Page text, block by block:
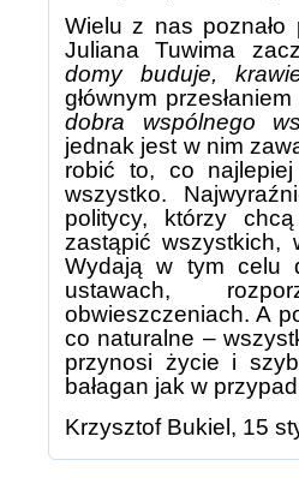
Wielu z nas
Juliana Tuwima
domy buduje,
głównym
dobra
wspólnego
jednak jest w nim
robić to, co
wszystko.
politycy, którzy
zastąpić wszystkich,
Wydają w tym celu
ustawach,
obwieszczeniach. A
co naturalne –
przynosi życie i
bałagan jak w
Krzysztof Bukiel, 15